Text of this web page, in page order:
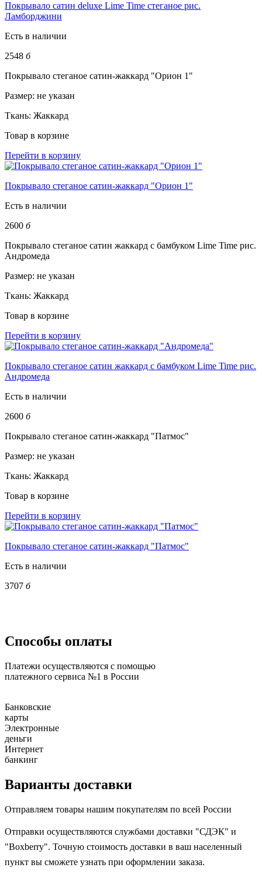
Покрывало сатин deluxe Lime Time стеганое рис.
Ламборджини
Есть в наличии
2548 б
Покрывало стеганое сатин-жаккард "Орион 1"
Размер: не указан
Ткань: Жаккард
Товар в корзине
Перейти в корзину
Покрывало стеганое сатин-жаккард "Орион 1"
Есть в наличии
2600 б
Покрывало стеганое сатин жаккард с бамбуком Lime Time рис.
Андромеда
Размер: не указан
Ткань: Жаккард
Товар в корзине
Перейти в корзину
Покрывало стеганое сатин жаккард с бамбуком Lime Time рис.
Андромеда
Есть в наличии
2600 б
Покрывало стеганое сатин-жаккард "Патмос"
Размер: не указан
Ткань: Жаккард
Товар в корзине
Перейти в корзину
Покрывало стеганое сатин-жаккард "Патмос"
Есть в наличии
3707 б
Способы оплаты
Платежи осуществляются с помощью
платежного сервиса №1 в России
Банковские
карты
Электронные
деньги
Интернет
банкинг
Варианты доставки
Отправляем товары нашим покупателям по всей России
Отправки осуществляются службами доставки "СДЭК" и
"Boxberry". Точную стоимость доставки в ваш населенный
пункт вы сможете узнать при оформлении заказа.